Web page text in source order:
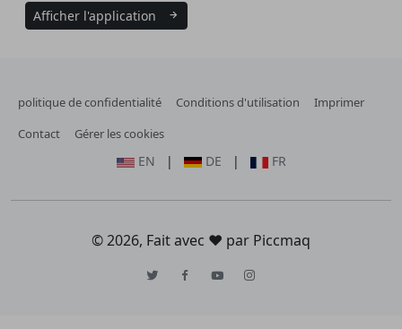
Afficher l'application
politique de confidentialité Conditions d'utilisation
Imprimer
Contact
Gérer les cookies
EN | DE | FR
© 2026, Fait avec ❤️ par Piccmaq